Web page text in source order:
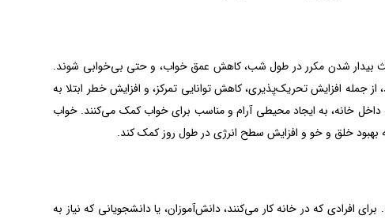
بیدار شدن مکرر در طول شب، کاهش عمق خواب، و حتی بی‌خوابی شوند.
جمله افزایش تحریک‌پذیری، کاهش توانایی تمرکز، و افزایش خطر ابتلا به
داخل خانه، به ایجاد محیطی آرام و مناسب برای خواب کمک می‌کنند. خواب
بهبود خلق و خو و افزایش سطح انرژی در طول روز کمک کند.
که در خانه کار می‌کنند، دانش‌آموزان، یا دانشجویانی که نیاز به